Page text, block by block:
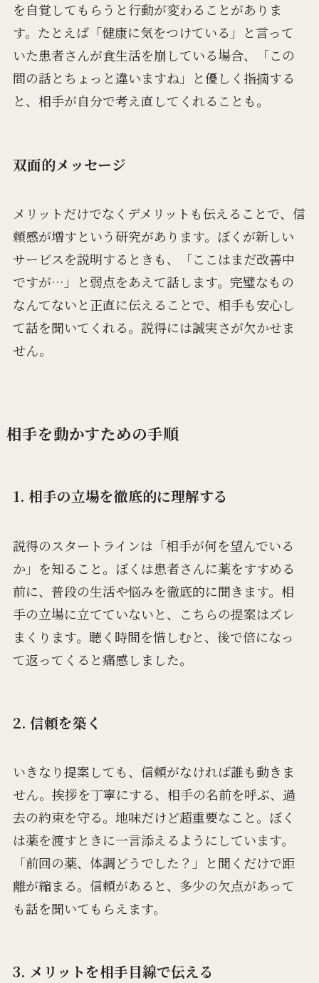
を自覚してもらうと行動が変わることがありま
す。たとえば「健康に気をつけている」と言って
いた患者さんが食生活を崩している場合、「この
間の話とちょっと違いますね」と優しく指摘する
と、相手が自分で考え直してくれることも。
双面的メッセージ
メリットだけでなくデメリットも伝えることで、信
頼感が増すという研究があります。ぼくが新しい
サービスを説明するときも、「ここはまだ改善中
ですが…」と弱点をあえて話します。完璧なもの
なんてないと正直に伝えることで、相手も安心し
て話を聞いてくれる。説得には誠実さが欠かせま
せん。
相手を動かすための手順
1. 相手の立場を徹底的に理解する
説得のスタートラインは「相手が何を望んでいる
か」を知ること。ぼくは患者さんに薬をすすめる
前に、普段の生活や悩みを徹底的に聞きます。相
手の立場に立てていないと、こちらの提案はズレ
まくります。聴く時間を惜しむと、後で倍になっ
て返ってくると痛感しました。
2. 信頼を築く
いきなり提案しても、信頼がなければ誰も動きま
せん。挨拶を丁寧にする、相手の名前を呼ぶ、過
去の約束を守る。地味だけど超重要なこと。ぼく
は薬を渡すときに一言添えるようにしています。
「前回の薬、体調どうでした？」と聞くだけで距
離が縮まる。信頼があると、多少の欠点があって
も話を聞いてもらえます。
3. メリットを相手目線で伝える